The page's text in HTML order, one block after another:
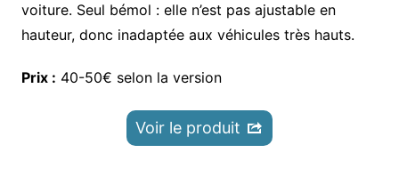
voiture. Seul bémol : elle n’est pas ajustable en
hauteur, donc inadaptée aux véhicules très hauts.
Prix : 40-50€ selon la version
Voir le produit